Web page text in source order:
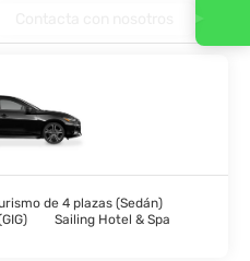
de 4 plazas (Sedán)
Sailing Hotel & Spa